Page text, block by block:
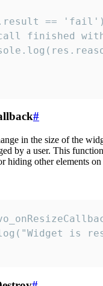
==
finished
#
in the size of the
by a user. This
hiding other elements on
is